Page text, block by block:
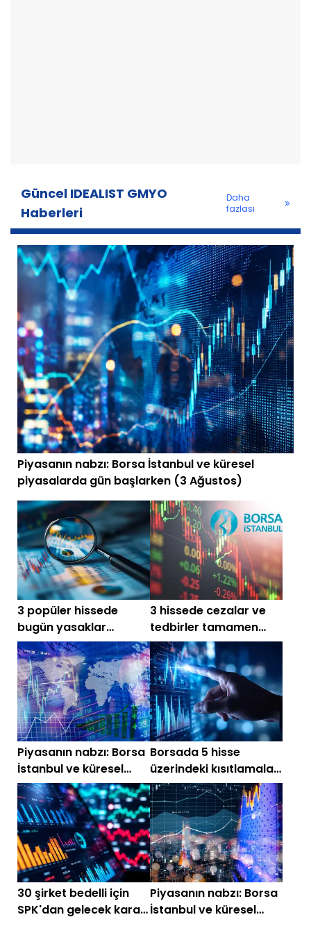
Güncel IDEALIST GMYO
Haberleri
Daha
fazlası
Piyasanın nabzı: Borsa İstanbul ve küresel
piyasalarda gün başlarken (3 Ağustos)
3 popüler hissede
bugün yasaklar
kalkıyor
3 hissede cezalar ve
tedbirler tamamen
kalkıyor
Piyasanın nabzı: Borsa
İstanbul ve küresel
piyasalarda gün
başlarken (8 Temmuz)
Borsada 5 hisse
üzerindeki kısıtlamalar
sona eriyor
30 şirket bedelli için
SPK'dan gelecek kararı
Piyasanın nabzı: Borsa
İstanbul ve küresel